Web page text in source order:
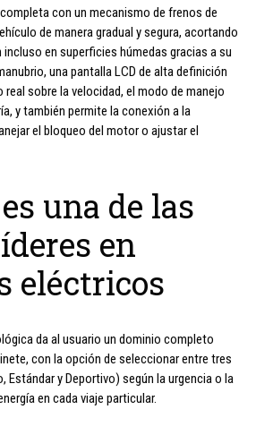
con un mecanismo de frenos de
de manera gradual y segura, acortando
en superficies húmedas gracias a su
una pantalla LCD de alta definición
sobre la velocidad, el modo de manejo
y también permite la conexión a la
el bloqueo del motor o ajustar el
una de las
en
eléctricos
da al usuario un dominio completo
con la opción de seleccionar entre tres
Estándar y Deportivo) según la urgencia o la
en cada viaje particular.